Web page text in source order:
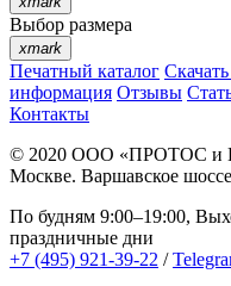
Выбор размера
xmark
Печатный каталог
информация Отзывы
Контакты
© 2020 ООО «ПРОТОС и
Москве. Варшавское
По будням 9:00–19:00,
праздничные дни
+7 (495) 921-39-22 /